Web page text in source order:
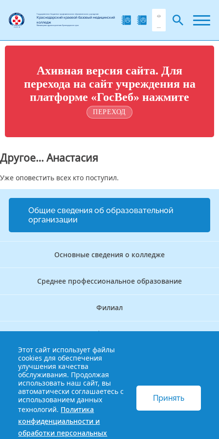
Государственное бюджетное профессиональное образовательное учреждение
Краснодарский краевой базовый медицинский
колледж
Министерства здравоохранения Краснодарского края
Ахивная версия сайта. Для
перехода на сайт учреждения на
платформе «ГосВеб» нажмите
ПЕРЕХОД
Другое… Анастасия
Уже оповестить всех кто поступил.
Общие сведения об образовательной
организации
Основные сведения о колледже
Среднее профессиональное образование
Филиал
Дополнительное профессиональное образование
Аккредитационно — симуляционный центр
Бережливый колледж
© 2013-2021 Краснодарский краевой базовый медицинский
колледж
Политика конфиденциальности и обработки
персональных данных
Этот сайт использует файлы
cookies для обеспечения
улучшения качества
обслуживания. Продолжая
использовать наш сайт, вы
автоматически соглашаетесь с
использованием данных
технологий. Политика
конфиденциальности и
обработки персональных
Принять